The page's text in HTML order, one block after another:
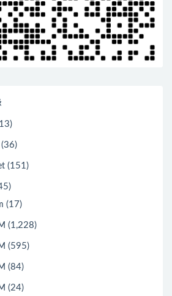
(36)
(151)
(17)
(1,228)
(595)
(84)
(24)